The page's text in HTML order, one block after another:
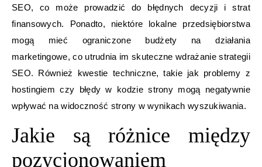
SEO, co może prowadzić do błędnych decyzji i strat
finansowych. Ponadto, niektóre lokalne przedsiębiorstwa
mogą mieć ograniczone budżety na działania
marketingowe, co utrudnia im skuteczne wdrażanie strategii
SEO. Również kwestie techniczne, takie jak problemy z
hostingiem czy błędy w kodzie strony mogą negatywnie
wpływać na widoczność strony w wynikach wyszukiwania.
Jakie są różnice między
pozycjonowaniem